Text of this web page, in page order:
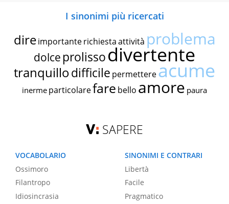
I sinonimi più ricercati
dire importante richiestaattività problema
dolce prolissodivertente
tranquillodifficile permettereacume
inerme particolarefare bello amore paura
SAPERE
VOCABOLARIO
Ossimoro
Filantropo
Idiosincrasia
SINONIMI E CONTRARI
Libertà
Facile
Pragmatico